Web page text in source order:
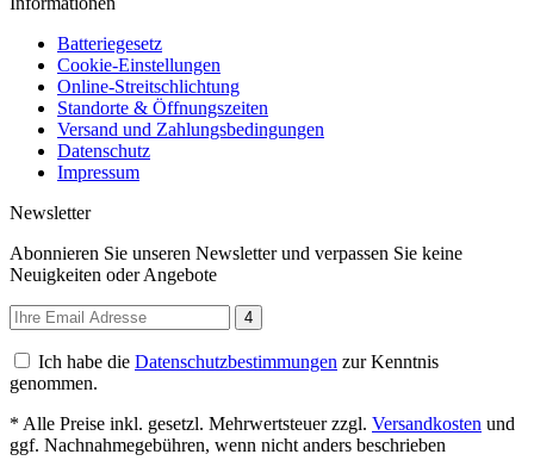
Batteriegesetz
Cookie-Einstellungen
Online-Streitschlichtung
Standorte & Öffnungszeiten
Versand und Zahlungsbedingungen
Datenschutz
Impressum
Newsletter
Abonnieren Sie unseren Newsletter und verpassen Sie keine
Neuigkeiten oder Angebote
4
Ich habe die Datenschutzbestimmungen zur Kenntnis
genommen.
* Alle Preise inkl. gesetzl. Mehrwertsteuer zzgl. Versandkosten und
ggf. Nachnahmegebühren, wenn nicht anders beschrieben